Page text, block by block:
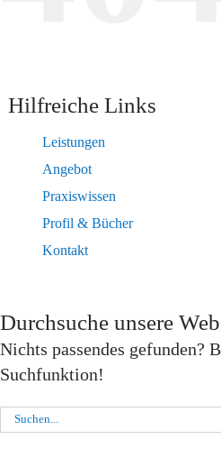
Hilfreiche Links
Leistungen
Angebot
Praxiswissen
Profil & Bücher
Kontakt
Durchsuche unsere
Nichts passendes gefunden?
Suchfunktion!
Suche